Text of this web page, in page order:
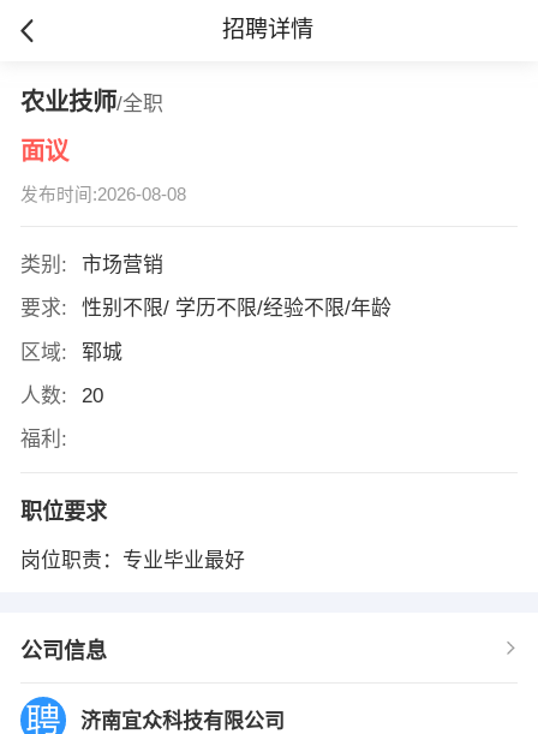
招聘详情
农业技师/全职
面议
发布时间:2026-08-08
类别:
市场营销
要求:
性别不限/ 学历不限/经验不限/年龄
区域:
郓城
人数:
20
福利:
职位要求
岗位职责：专业毕业最好
公司信息
济南宜众科技有限公司